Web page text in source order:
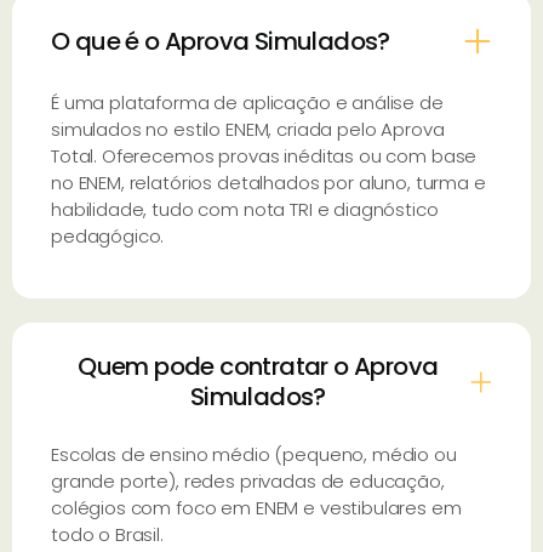
O que é o Aprova Simulados?
É uma plataforma de aplicação e análise de
simulados no estilo ENEM, criada pelo Aprova
Total. Oferecemos provas inéditas ou com base
no ENEM, relatórios detalhados por aluno, turma e
habilidade, tudo com nota TRI e diagnóstico
pedagógico.
Quem pode contratar o Aprova
Simulados?
Escolas de ensino médio (pequeno, médio ou
grande porte), redes privadas de educação,
colégios com foco em ENEM e vestibulares em
todo o Brasil.